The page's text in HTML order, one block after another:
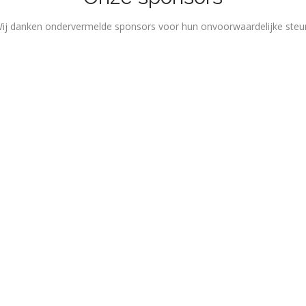
danken ondervermelde sponsors voor hun onvoorwaardelijke